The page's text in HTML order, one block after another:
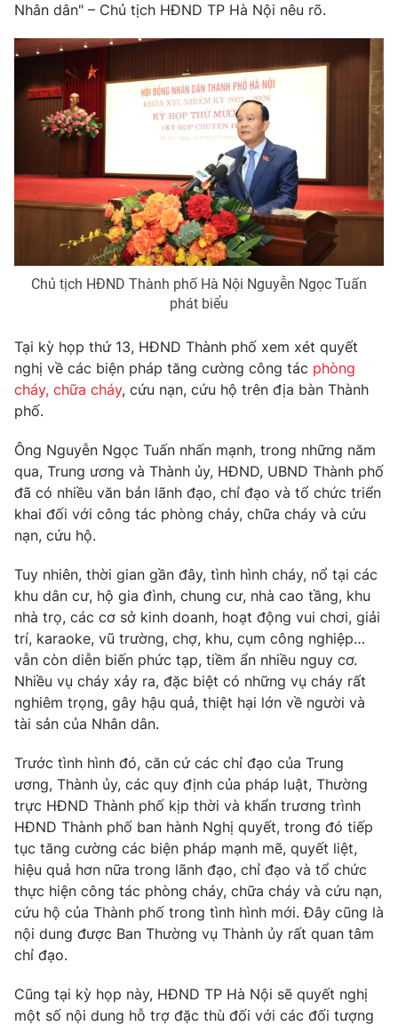
VTV Money VTV Thể thao
VTV Sức khoẻ Bất động sản
Thị trường 24h Tấm lòng Việt
VTV4 Vươn mình bằng AI
VTV8
Liên hệ tòa soạn English
THỜI BÁO VTV
Theo dõi báo trên
Cơ quan chủ quản: Đài Truyền hình Việt Nam
Cơ quan báo chí:Thời báo VTV
Giấy phép hoạt động báo in và báo điện tử số 483/GP-BTTTT
cấp ngày 29/12/2023
Tổng Biên tập:Vũ Thanh Thủy
Phó Tổng Biên tập:Nguyễn Thị Mỹ Hạnh, Phạm Quốc Thắng,
Nguyễn Trọng Ninh
Tổng đài VTV: 024.38 355 931 - 024.38 355 932
Ðiện thoại Thời báo VTV:024.66 897 897
Email: toasoan@vtv.vn
Liên hệ quảng cáo:024-7300.7108
® Cấm sao chép dưới mọi hình thức nếu không có sự chấp
thông tin từ website này.
Nhân dân" – Chủ tịch HĐND TP Hà Nội nêu rõ.
Chủ tịch HĐND Thành phố Hà Nội Nguyễn Ngọc Tuấn
phát biểu
Tại kỳ họp thứ 13, HĐND Thành phố xem xét quyết
nghị về các biện pháp tăng cường công tác phòng
cháy, chữa cháy, cứu nạn, cứu hộ trên địa bàn Thành
phố.
Ông Nguyễn Ngọc Tuấn nhấn mạnh, trong những năm
qua, Trung ương và Thành ủy, HĐND, UBND Thành phố
đã có nhiều văn bản lãnh đạo, chỉ đạo và tổ chức triển
khai đối với công tác phòng cháy, chữa cháy và cứu
nạn, cứu hộ.
Tuy nhiên, thời gian gần đây, tình hình cháy, nổ tại các
khu dân cư, hộ gia đình, chung cư, nhà cao tầng, khu
nhà trọ, các cơ sở kinh doanh, hoạt động vui chơi, giải
trí, karaoke, vũ trường, chợ, khu, cụm công nghiệp…
vẫn còn diễn biến phức tạp, tiềm ẩn nhiều nguy cơ.
Nhiều vụ cháy xảy ra, đặc biệt có những vụ cháy rất
nghiêm trọng, gây hậu quả, thiệt hại lớn về người và
tài sản của Nhân dân.
Trước tình hình đó, căn cứ các chỉ đạo của Trung
ương, Thành ủy, các quy định của pháp luật, Thường
trực HĐND Thành phố kịp thời và khẩn trương trình
HĐND Thành phố ban hành Nghị quyết, trong đó tiếp
tục tăng cường các biện pháp mạnh mẽ, quyết liệt,
hiệu quả hơn nữa trong lãnh đạo, chỉ đạo và tổ chức
thực hiện công tác phòng cháy, chữa cháy và cứu nạn,
cứu hộ của Thành phố trong tình hình mới. Đây cũng là
nội dung được Ban Thường vụ Thành ủy rất quan tâm
chỉ đạo.
Cũng tại kỳ họp này, HĐND TP Hà Nội sẽ quyết nghị
một số nội dung hỗ trợ đặc thù đối với các đối tượng